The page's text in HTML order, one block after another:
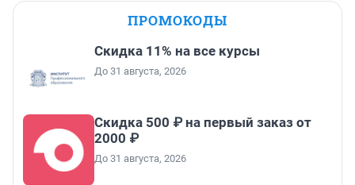
ПРОМОКОДЫ
Скидка 11% на все курсы
До 31 августа, 2026
Скидка 500 ₽ на первый заказ от
2000 ₽
До 31 августа, 2026